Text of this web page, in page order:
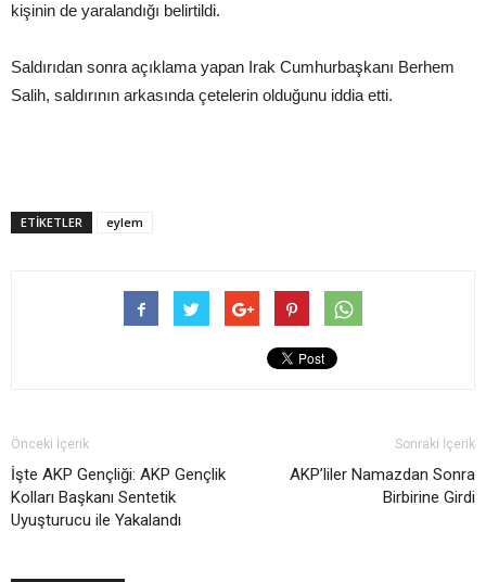
kişinin de yaralandığı belirtildi.
Saldırıdan sonra açıklama yapan Irak Cumhurbaşkanı Berhem
Salih, saldırının arkasında çetelerin olduğunu iddia etti.
ETIKETLER eylem
Önceki İçerik
İşte AKP Gençliği: AKP Gençlik
Kolları Başkanı Sentetik
Uyuşturucu ile Yakalandı
Sonraki İçerik
AKP’liler Namazdan Sonra
Birbirine Girdi